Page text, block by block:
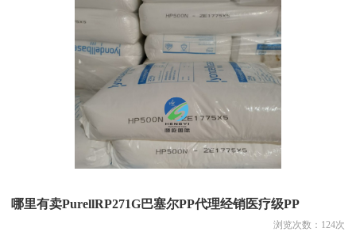
哪里有卖PurellRP271G巴塞尔PP代理经销医疗级PP
浏览次数： 124次